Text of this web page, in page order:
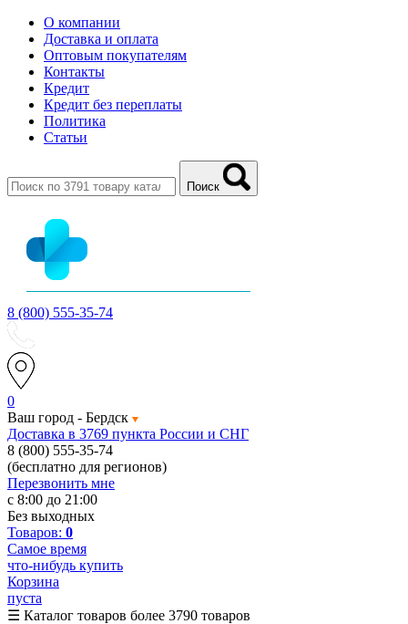
О компании
Доставка и оплата
Оптовым покупателям
Контакты
Кредит
Кредит без переплаты
Политика
Статьи
Поиск
8 (800) 555-35-74
0
Ваш город - Бердск
Доставка в 3769 пункта России и СНГ
8 (800) 555-35-74
(бесплатно для регионов)
Перезвонить мне
с 8:00 до 21:00
Без выходных
Товаров: 0
Самое время
что-нибудь купить
Корзина
пуста
☰ Каталог товаров более 3790 товаров